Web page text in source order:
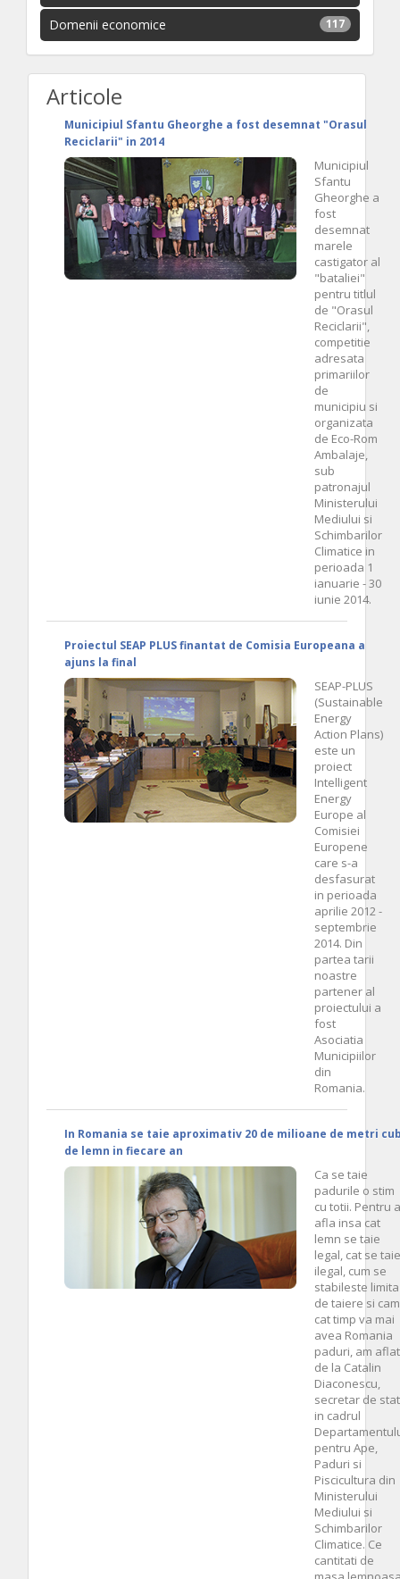
117
Domenii economice
Articole
Municipiul Sfantu Gheorghe a fost desemnat "Orasul
Reciclarii" in 2014
Municipiul
Sfantu
Gheorghe a
fost
desemnat
marele
castigator al
"bataliei"
pentru titlul
de "Orasul
Reciclarii",
competitie
adresata
primariilor
de
municipiu si
organizata
de Eco-Rom
Ambalaje,
sub
patronajul
Ministerului
Mediului si
Schimbarilor
Climatice in
perioada 1
ianuarie - 30
iunie 2014.
Proiectul SEAP PLUS finantat de Comisia Europeana a
ajuns la final
SEAP-PLUS
(Sustainable
Energy
Action Plans)
este un
proiect
Intelligent
Energy
Europe al
Comisiei
Europene
care s-a
desfasurat
in perioada
aprilie 2012 -
septembrie
2014. Din
partea tarii
noastre
partener al
proiectului a
fost
Asociatia
Municipiilor
din
Romania.
In Romania se taie aproximativ 20 de milioane de metri
de lemn in fiecare an
Ca se taie
padurile o stim
cu totii. Pentru a
afla insa cat
lemn se taie
legal, cat se taie
ilegal, cum se
stabileste limita
de taiere si cam
cat timp va mai
avea Romania
paduri, am aflat
de la Catalin
Diaconescu,
secretar de stat
in cadrul
pentru Ape,
Paduri si
Piscicultura din
Ministerului
Mediului si
Schimbarilor
Climatice. Ce
cantitati de